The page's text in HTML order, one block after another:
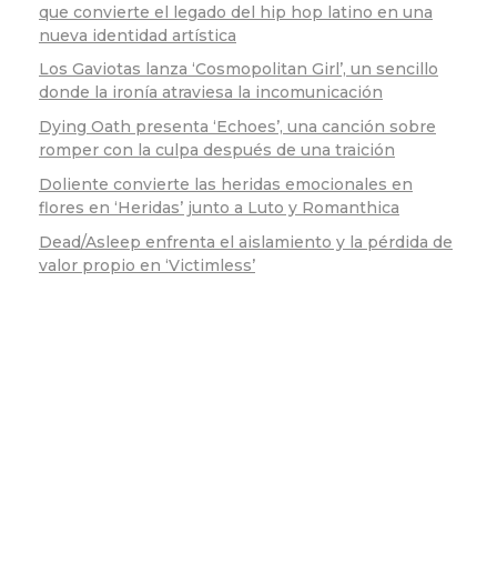
que convierte el legado del hip hop latino en una
nueva identidad artística
Los Gaviotas lanza ‘Cosmopolitan Girl’, un sencillo
donde la ironía atraviesa la incomunicación
Dying Oath presenta ‘Echoes’, una canción sobre
romper con la culpa después de una traición
Doliente convierte las heridas emocionales en
flores en ‘Heridas’ junto a Luto y Romanthica
Dead/Asleep enfrenta el aislamiento y la pérdida de
valor propio en ‘Victimless’